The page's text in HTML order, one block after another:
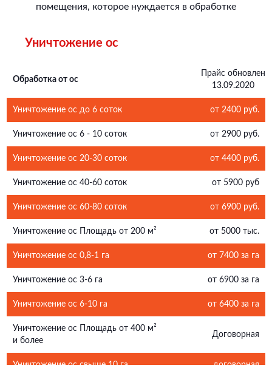
помещения, которое нуждается в обработке
Уничтожение ос
Обработка от ос
Прайс обновлен
13.09.2020
Уничтожение ос до 6 соток от 2400 руб.
Уничтожение ос 6 - 10 соток от 2900 руб.
Уничтожение ос 20-30 соток от 4400 руб.
Уничтожение ос 40-60 соток от 5900 руб
Уничтожение ос 60-80 соток от 6900 руб.
Уничтожение ос Площадь от 200 м² от 5000 тыс.
Уничтожение ос 0,8-1 га от 7400 за га
Уничтожение ос 3-6 га от 6900 за га
Уничтожение ос 6-10 га от 6400 за га
Уничтожение ос Площадь от 400 м²
и более
Договорная
Уничтожение ос свыше 10 га договорная